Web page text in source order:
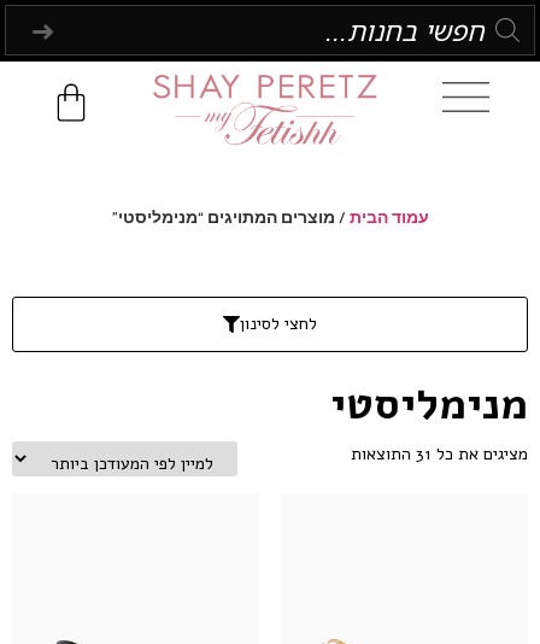
עמוד הבית / מוצרים המתויגים “מנימליסטי”
לחצי לסינון
מנימליסטי
מציגים את כל ⁦31⁩ התוצאות